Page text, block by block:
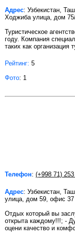
Адрес: Узбекистан,
Ходжиба улица, дом
Туристическое
году. Компания
таких как организация
Рейтинг: 5
Фото: 1
Телефон: (+998 71)
Адрес: Узбекистан,
улица, дом 59, офис 37
Отдых который вы
открыта каждому!!!; -
оцени качество и